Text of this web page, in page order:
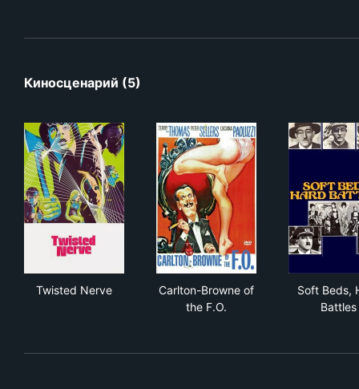
Киносценарий (5)
Twisted Nerve
Carlton-Browne of
the F.O.
Soft Beds,
Battles